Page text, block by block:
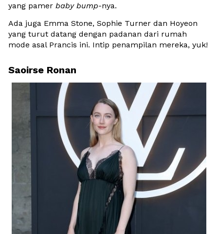
yang pamer baby bump-nya.
Ada juga Emma Stone, Sophie Turner dan Hoyeon
yang turut datang dengan padanan dari rumah
mode asal Prancis ini. Intip penampilan mereka, yuk!
Saoirse Ronan